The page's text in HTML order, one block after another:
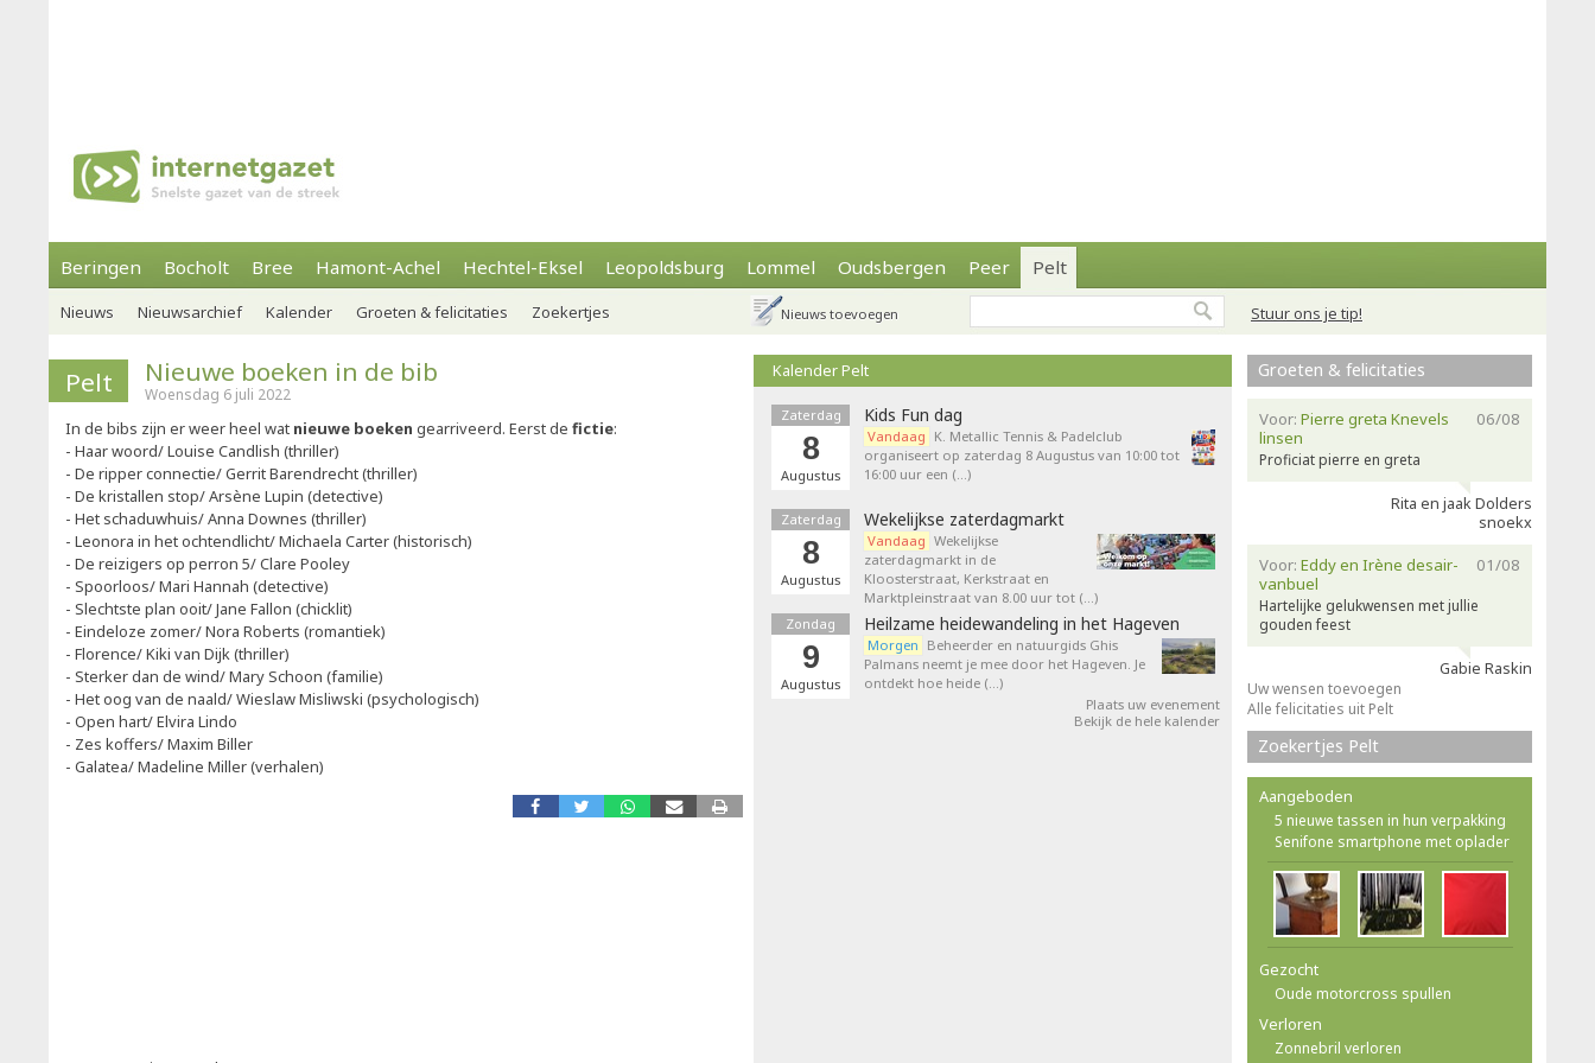
Beringen Bocholt Bree Hamont-Achel Hechtel-Eksel Leopoldsburg Lommel Oudsbergen Peer Pelt
Stuur ons je tip!
Nieuws Nieuwsarchief Kalender Groeten & felicitaties Zoekertjes Nieuws toevoegen
Pelt Nieuwe boeken in de bib
Woensdag 6 juli 2022
In de bibs zijn er weer heel wat nieuwe boeken gearriveerd. Eerst de fictie:
- Haar woord/ Louise Candlish (thriller)
- De ripper connectie/ Gerrit Barendrecht (thriller)
- De kristallen stop/ Arsène Lupin (detective)
- Het schaduwhuis/ Anna Downes (thriller)
- Leonora in het ochtendlicht/ Michaela Carter (historisch)
- De reizigers op perron 5/ Clare Pooley
- Spoorloos/ Mari Hannah (detective)
- Slechtste plan ooit/ Jane Fallon (chicklit)
- Eindeloze zomer/ Nora Roberts (romantiek)
- Florence/ Kiki van Dijk (thriller)
- Sterker dan de wind/ Mary Schoon (familie)
- Het oog van de naald/ Wieslaw Misliwski (psychologisch)
- Open hart/ Elvira Lindo
- Zes koffers/ Maxim Biller
- Galatea/ Madeline Miller (verhalen)
Kalender Pelt
Zaterdag
8
Augustus
Kids Fun dag
Vandaag K. Metallic Tennis & Padelclub
organiseert op zaterdag 8 Augustus van 10:00 tot
16:00 uur een (…)
Zaterdag
8
Augustus
Wekelijkse zaterdagmarkt
Vandaag Wekelijkse
zaterdagmarkt in de
Kloosterstraat, Kerkstraat en
Marktpleinstraat van 8.00 uur tot (…)
Zondag
9
Augustus
Heilzame heidewandeling in het Hageven
Morgen Beheerder en natuurgids Ghis
Palmans neemt je mee door het Hageven. Je
ontdekt hoe heide (…)
Plaats uw evenement
Bekijk de hele kalender
Groeten & felicitaties
06/08
Voor: Pierre greta Knevels
linsen
Proficiat pierre en greta
Rita en jaak Dolders
snoekx
01/08
Voor: Eddy en Irène desair-
vanbuel
Hartelijke gelukwensen met jullie
gouden feest
Gabie Raskin
Uw wensen toevoegen
Alle felicitaties uit Pelt
Zoekertjes Pelt
Aangeboden
5 nieuwe tassen in hun verpakking
Senifone smartphone met oplader
Gezocht
Oude motorcross spullen
Verloren
Zonnebril verloren